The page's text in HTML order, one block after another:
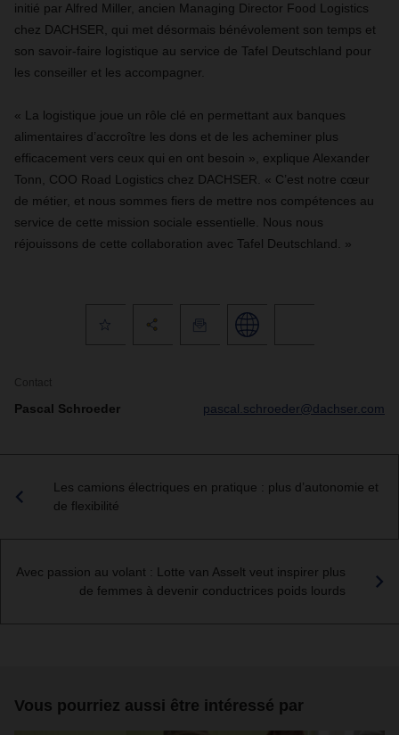
initié par Alfred Miller, ancien Managing Director Food Logistics
chez DACHSER, qui met désormais bénévolement son temps et
son savoir-faire logistique au service de Tafel Deutschland pour
les conseiller et les accompagner.
« La logistique joue un rôle clé en permettant aux banques
alimentaires d’accroître les dons et de les acheminer plus
efficacement vers ceux qui en ont besoin », explique Alexander
Tonn, COO Road Logistics chez DACHSER. « C’est notre cœur
de métier, et nous sommes fiers de mettre nos compétences au
service de cette mission sociale essentielle. Nous nous
réjouissons de cette collaboration avec Tafel Deutschland. »
Contact
Pascal Schroeder pascal.schroeder@dachser.com
Les camions électriques en pratique : plus d’autonomie et
de flexibilité
Avec passion au volant : Lotte van Asselt veut inspirer plus
de femmes à devenir conductrices poids lourds
Vous pourriez aussi être intéressé par